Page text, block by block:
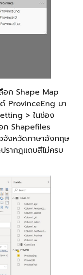
อก Shape Map
ProvinceEng มา
> ในช่อง
ก Shapefiles
จังหวัดภาษาอังกฤษ
รากฎแถบสีไม่ครบ